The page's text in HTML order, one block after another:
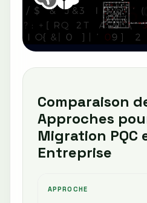
Comparaison
Approches
Migration PQC
Entreprise
APPROCHE